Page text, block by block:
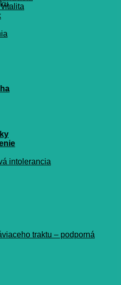
intolerancia
traktu – podporná